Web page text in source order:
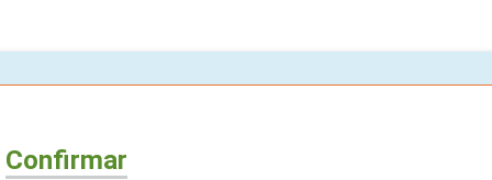
Confirmar